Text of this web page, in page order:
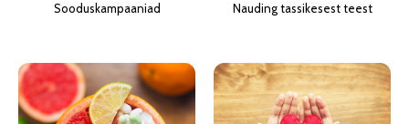
Sooduskampaaniad Nauding tassikesest teest